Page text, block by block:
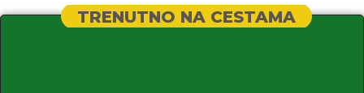
TRENUTNO NA CESTAMA